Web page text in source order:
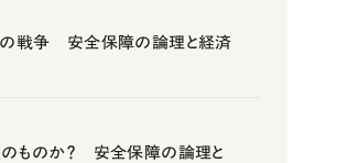
の戦争 安全保障の論理と経済
ものか？ 安全保障の論理と